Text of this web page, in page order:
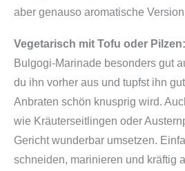
aber genauso aromatische
Vegetarisch mit Tofu oder Pilzen:
Bulgogi-Marinade besonders gut
du ihn vorher aus und tupfst ihn
Anbraten schön knusprig wird.
wie Kräuterseitlingen oder
Gericht wunderbar umsetzen.
schneiden, marinieren und kräftig